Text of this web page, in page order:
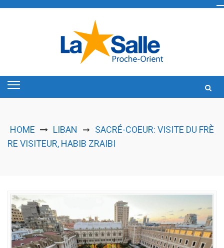
HOME LIBAN ➞ SACRÉ-COEUR: VISITE DU FRÈ
RE VISITEUR, HABIB ZRAIBI